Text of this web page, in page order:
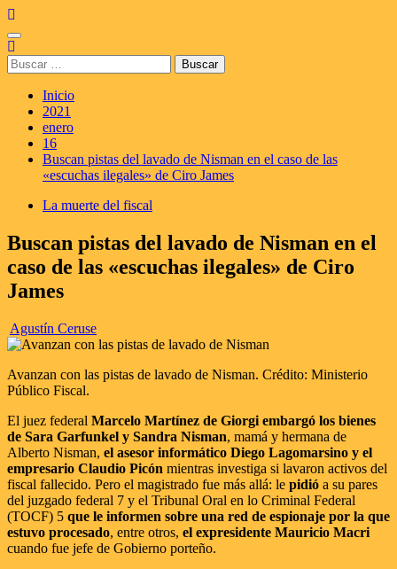
Saltar
al
contenido
Menú
principal
Buscar:
Inicio
2021
enero
16
Buscan pistas del lavado de Nisman en el caso de las
«escuchas ilegales» de Ciro James
La muerte del fiscal
Buscan pistas del lavado de Nisman en el
caso de las «escuchas ilegales» de Ciro
James
Agustín Ceruse
Avanzan con las pistas de lavado de Nisman. Crédito: Ministerio
Público Fiscal.
El juez federal Marcelo Martínez de Giorgi embargó los bienes
de Sara Garfunkel y Sandra Nisman, mamá y hermana de
Alberto Nisman, el asesor informático Diego Lagomarsino y el
empresario Claudio Picón mientras investiga si lavaron activos del
fiscal fallecido. Pero el magistrado fue más allá: le pidió a su pares
del juzgado federal 7 y el Tribunal Oral en lo Criminal Federal
(TOCF) 5 que le informen sobre una red de espionaje por la que
estuvo procesado, entre otros, el expresidente Mauricio Macri
cuando fue jefe de Gobierno porteño.